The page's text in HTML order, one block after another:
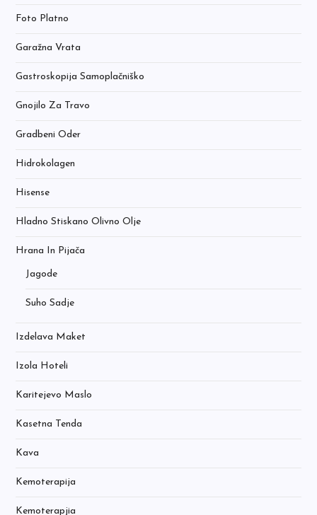
Foto Platno
Garažna Vrata
Gastroskopija Samoplačniško
Gnojilo Za Travo
Gradbeni Oder
Hidrokolagen
Hisense
Hladno Stiskano Olivno Olje
Hrana In Pijača
Jagode
Suho Sadje
Izdelava Maket
Izola Hoteli
Karitejevo Maslo
Kasetna Tenda
Kava
Kemoterapija
Kemoterapjia